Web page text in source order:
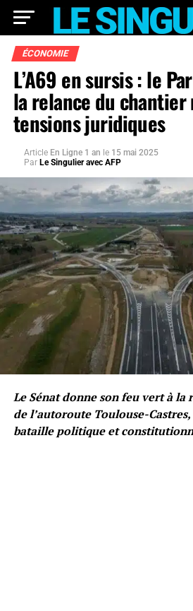
ÉCONOMIE
L’A69 en sursis : le
la relance du chantier
tensions juridiques
Article En Ligne 1 an le 15 mai 2025
Par Le Singulier avec AFP
Le Sénat donne son feu vert à la
de l’autoroute Toulouse-
bataille politique et